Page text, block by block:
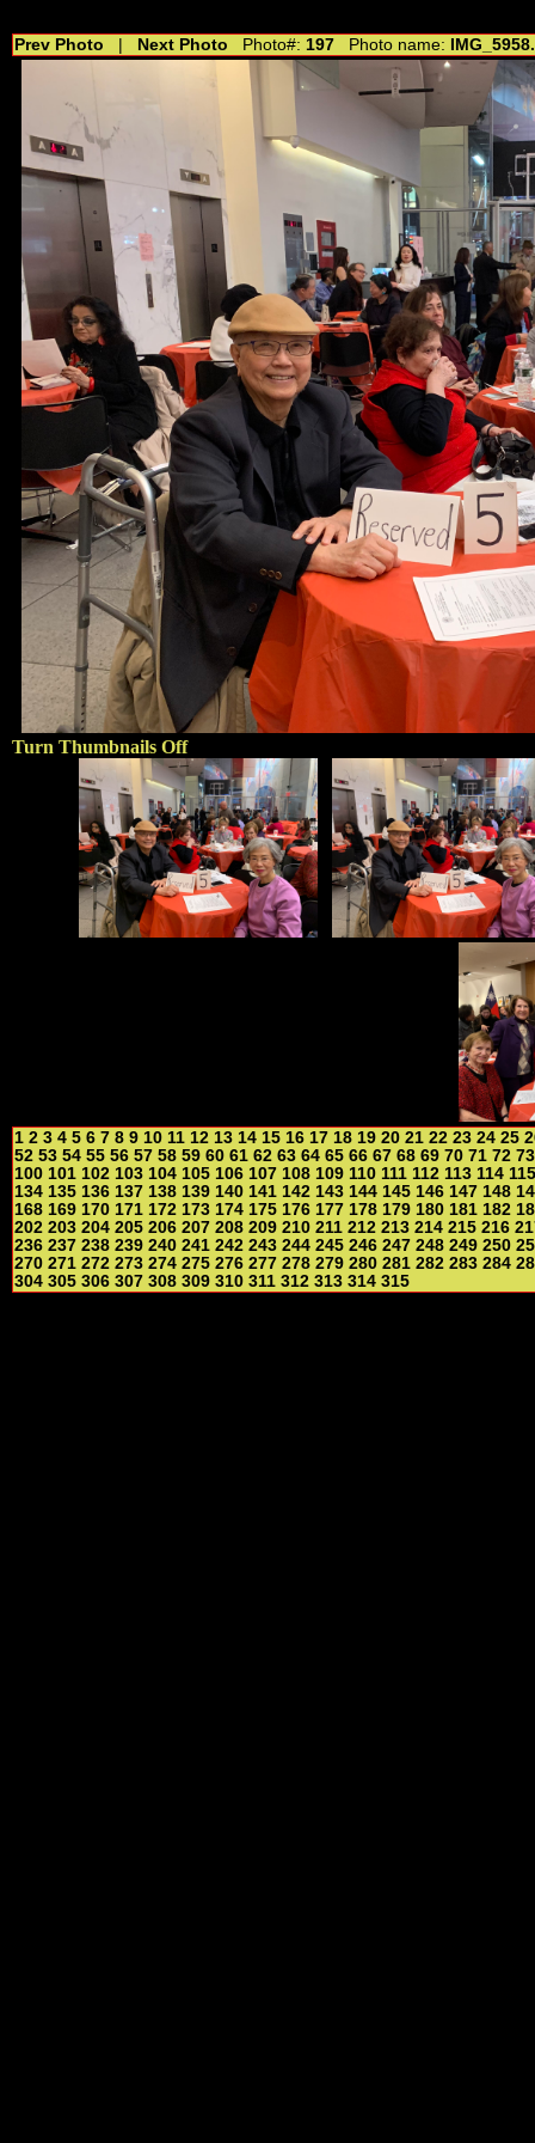
Prev Photo Next Photo Photo#: 197 Photo name:
Turn Thumbnails Off
1 2 3 4 5 6 7 8 9 10 11 12 13 14 15 16 17 18 19 20 21 22 23 24 25
52 53 54 55 56 57 58 59 60 61 62 63 64 65 66 67 68 69 70 71 72 73
100 101 102 103 104 105 106 107 108 109 110 111 112 113 114 115
134 135 136 137 138 139 140 141 142 143 144 145 146 147 148
168 169 170 171 172 173 174 175 176 177 178 179 180 181 182
202 203 204 205 206 207 208 209 210 211 212 213 214 215 216
236 237 238 239 240 241 242 243 244 245 246 247 248 249 250
270 271 272 273 274 275 276 277 278 279 280 281 282 283 284
304 305 306 307 308 309 310 311 312 313 314 315